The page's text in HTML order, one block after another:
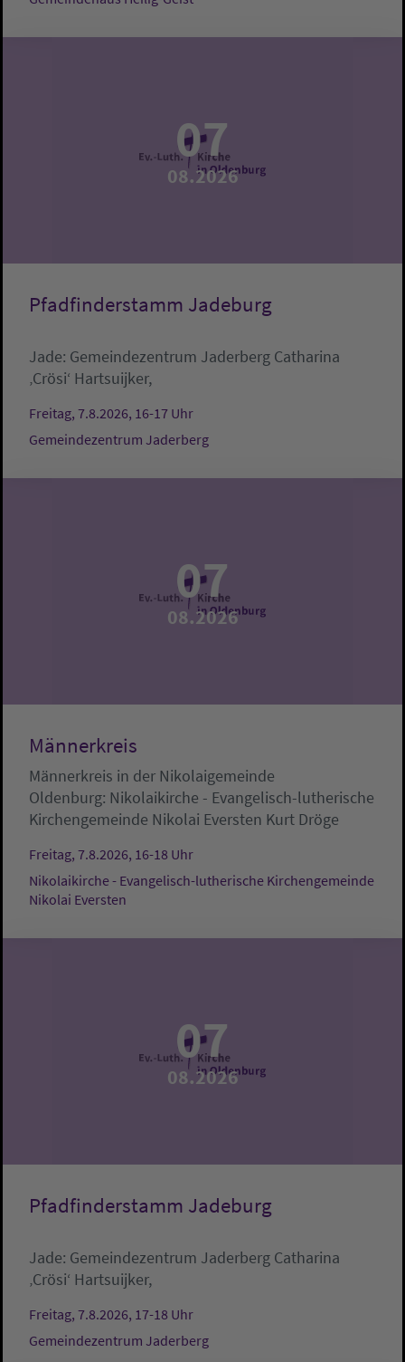
07
08.2026
Pfadfinderstamm Jadeburg
Jade: Gemeindezentrum Jaderberg Catharina
‚Crösi‘ Hartsuijker,
Freitag, 7.8.2026, 16-17 Uhr
Gemeindezentrum Jaderberg
07
08.2026
Männerkreis
Männerkreis in der Nikolaigemeinde
Oldenburg: Nikolaikirche - Evangelisch-lutherische
Kirchengemeinde Nikolai Eversten Kurt Dröge
Freitag, 7.8.2026, 16-18 Uhr
Nikolaikirche - Evangelisch-lutherische Kirchengemeinde
Nikolai Eversten
07
08.2026
Pfadfinderstamm Jadeburg
Jade: Gemeindezentrum Jaderberg Catharina
‚Crösi‘ Hartsuijker,
Freitag, 7.8.2026, 17-18 Uhr
Gemeindezentrum Jaderberg